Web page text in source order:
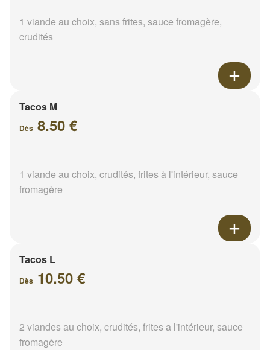
1 viande au choix, sans frites, sauce fromagère,
crudités
Tacos M
Dès 8.50 €
1 viande au choix, crudités, frites à l'intérieur, sauce
fromagère
Tacos L
Dès 10.50 €
2 viandes au choix, crudités, frites a l'intérieur, sauce
fromagère